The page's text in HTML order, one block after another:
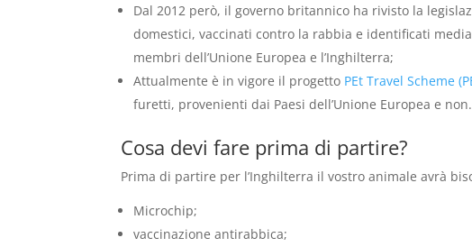
Dal 2012 però, il governo britannico ha rivisto la
domestici, vaccinati contro la rabbia e identificati
membri dell’Unione Europea e l’Inghilterra;
Attualmente è in vigore il progetto PEt Travel Scheme
furetti, provenienti dai Paesi dell’Unione Europea e non.
Cosa devi fare prima di partire?
Prima di partire per l’Inghilterra il vostro animale avrà
Microchip;
vaccinazione antirabbica;